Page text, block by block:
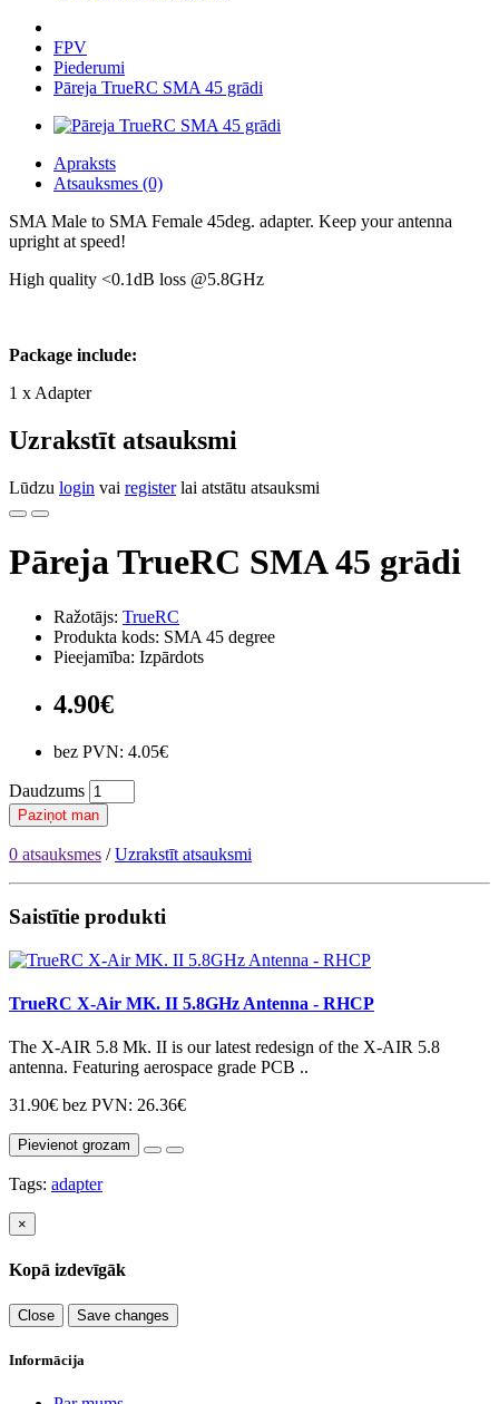
FPV
Piederumi
Pāreja TrueRC SMA 45 grādi
Apraksts
Atsauksmes (0)
SMA Male to SMA Female 45deg. adapter. Keep your antenna
upright at speed!
High quality <0.1dB loss @5.8GHz
Package include:
1 x Adapter
Uzrakstīt atsauksmi
Lūdzu login vai registerlai atstātu atsauksmi
Pāreja TrueRC SMA 45 grādi
Ražotājs: TrueRC
Produkta kods: SMA 45 degree
Pieejamība: Izpārdots
4.90€
bez PVN: 4.05€
Daudzums
Paziņot man
0 atsauksmes /Uzrakstīt atsauksmi
Saistītie produkti
TrueRC X-Air MK. II 5.8GHz Antenna - RHCP
The X-AIR 5.8 Mk. II is our latest redesign of the X-AIR 5.8
antenna. Featuring aerospace grade PCB ..
31.90€ bez PVN: 26.36€
Pievienot grozam
Tags: adapter
×
Kopā izdevīgāk
Close Save changes
Informācija